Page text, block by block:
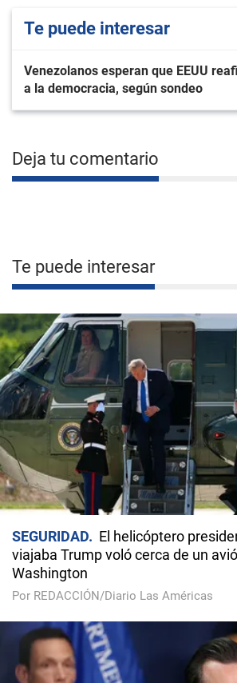
Te puede interesar
Venezolanos esperan que EEUU
a la democracia, según sondeo
Deja tu comentario
Te puede interesar
SEGURIDAD
El helicóptero
viajaba Trump voló cerca de un
Washington
Por REDACCIÓN/Diario Las Américas